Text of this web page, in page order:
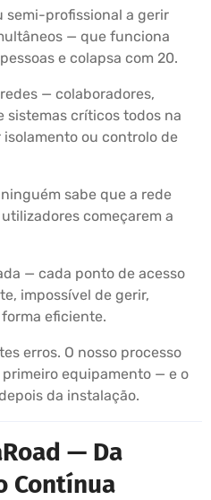
semi-profissional a gerir
— que funciona
e colapsa com 20.
— colaboradores,
sistemas críticos todos na
ou controlo de
sabe que a rede
começarem a
— cada ponto de acesso
impossível de gerir,
eficiente.
erros. O nosso processo
equipamento — e o
da instalação.
— Da
Contínua